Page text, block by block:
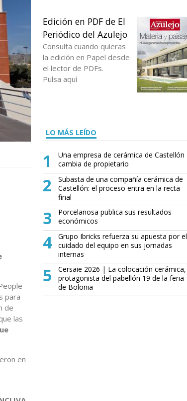
para
de
las
en
Edición en PDF de El
Periódico del Azulejo
Consulta cuando quieras
la edición en Papel desde
el lector de PDFs.
Pulsa aquí
LO MÁS LEÍDO
1
Una empresa de cerámica de Castellón
cambia de propietario
2
Subasta de una compañía cerámica de
Castellón: el proceso entra en la recta
final
3
Porcelanosa publica sus resultados
económicos
4
Grupo Ibricks refuerza su apuesta por el
cuidado del equipo en sus jornadas
internas
5
Cersaie 2026 | La colocación cerámica,
protagonista del pabellón 19 de la feria
de Bolonia